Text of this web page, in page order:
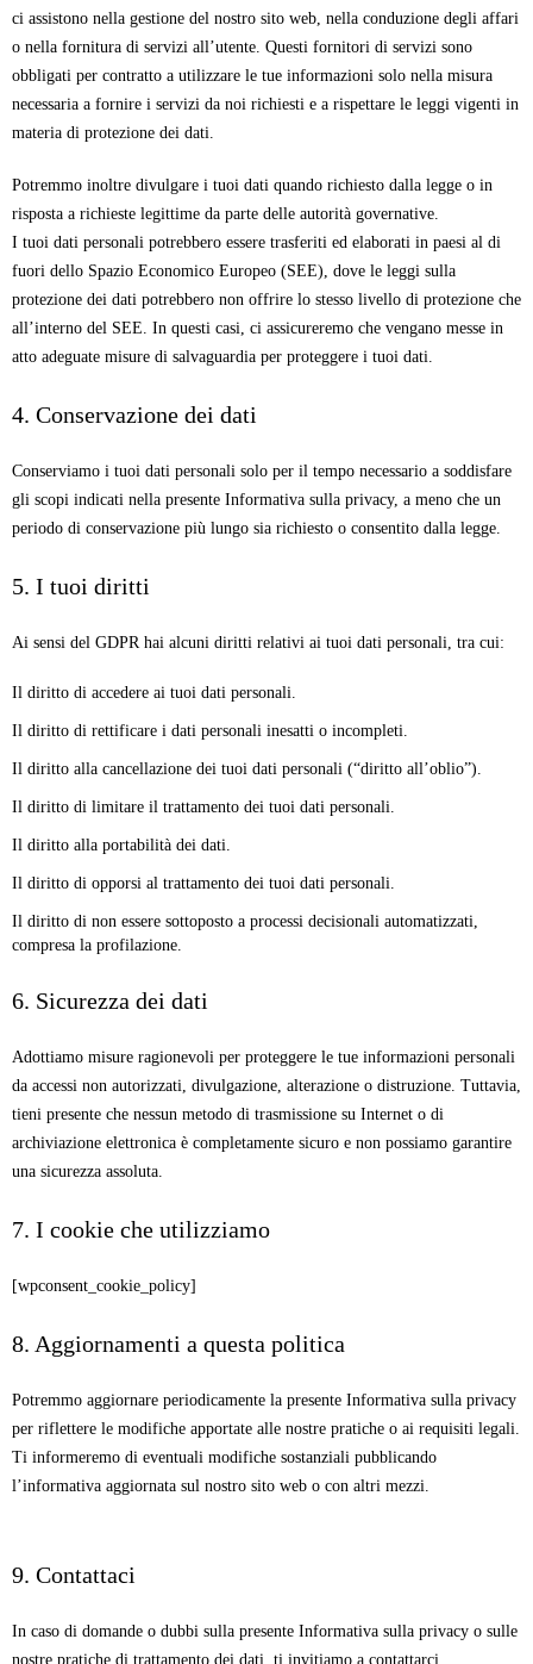
ci assistono nella gestione del nostro sito web, nella conduzione degli affari
o nella fornitura di servizi all’utente. Questi fornitori di servizi sono
obbligati per contratto a utilizzare le tue informazioni solo nella misura
necessaria a fornire i servizi da noi richiesti e a rispettare le leggi vigenti in
materia di protezione dei dati.
Potremmo inoltre divulgare i tuoi dati quando richiesto dalla legge o in
risposta a richieste legittime da parte delle autorità governative.
I tuoi dati personali potrebbero essere trasferiti ed elaborati in paesi al di
fuori dello Spazio Economico Europeo (SEE), dove le leggi sulla
protezione dei dati potrebbero non offrire lo stesso livello di protezione che
all’interno del SEE. In questi casi, ci assicureremo che vengano messe in
atto adeguate misure di salvaguardia per proteggere i tuoi dati.
4. Conservazione dei dati
Conserviamo i tuoi dati personali solo per il tempo necessario a soddisfare
gli scopi indicati nella presente Informativa sulla privacy, a meno che un
periodo di conservazione più lungo sia richiesto o consentito dalla legge.
5. I tuoi diritti
Ai sensi del GDPR hai alcuni diritti relativi ai tuoi dati personali, tra cui:
Il diritto di accedere ai tuoi dati personali.
Il diritto di rettificare i dati personali inesatti o incompleti.
Il diritto alla cancellazione dei tuoi dati personali (“diritto all’oblio”).
Il diritto di limitare il trattamento dei tuoi dati personali.
Il diritto alla portabilità dei dati.
Il diritto di opporsi al trattamento dei tuoi dati personali.
Il diritto di non essere sottoposto a processi decisionali automatizzati,
compresa la profilazione.
6. Sicurezza dei dati
Adottiamo misure ragionevoli per proteggere le tue informazioni personali
da accessi non autorizzati, divulgazione, alterazione o distruzione. Tuttavia,
tieni presente che nessun metodo di trasmissione su Internet o di
archiviazione elettronica è completamente sicuro e non possiamo garantire
una sicurezza assoluta.
7. I cookie che utilizziamo
[wpconsent_cookie_policy]
8. Aggiornamenti a questa politica
Potremmo aggiornare periodicamente la presente Informativa sulla privacy
per riflettere le modifiche apportate alle nostre pratiche o ai requisiti legali.
Ti informeremo di eventuali modifiche sostanziali pubblicando
l’informativa aggiornata sul nostro sito web o con altri mezzi.
9. Contattaci
In caso di domande o dubbi sulla presente Informativa sulla privacy o sulle
nostre pratiche di trattamento dei dati, ti invitiamo a contattarci